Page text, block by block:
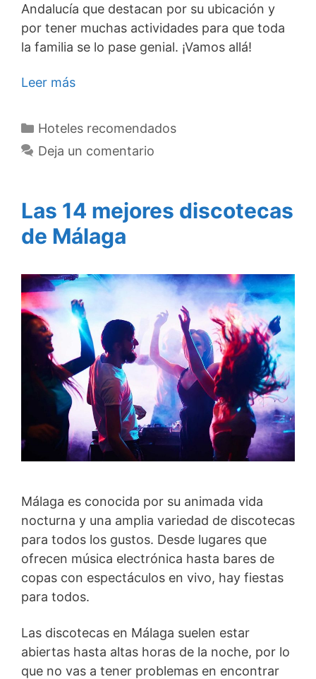
Andalucía que destacan por su ubicación y
por tener muchas actividades para que toda
la familia se lo pase genial. ¡Vamos allá!
Leer más
Categorías
Hoteles recomendados
Deja un comentario
Las 14 mejores discotecas
de Málaga
Málaga es conocida por su animada vida
nocturna y una amplia variedad de discotecas
para todos los gustos. Desde lugares que
ofrecen música electrónica hasta bares de
copas con espectáculos en vivo, hay fiestas
para todos.
Las discotecas en Málaga suelen estar
abiertas hasta altas horas de la noche, por lo
que no vas a tener problemas en encontrar